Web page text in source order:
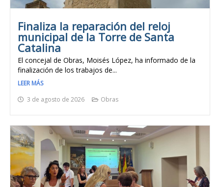
Finaliza la reparación del reloj
municipal de la Torre de Santa
Catalina
El concejal de Obras, Moisés López, ha informado de la
finalización de los trabajos de...
LEER MÁS
3 de agosto de 2026
Obras